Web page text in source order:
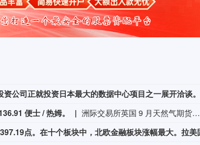
公司正就投资日本最大的数据中心项目之一展开洽谈。
便士 / 热姆。
洲际交易所英国 9 月天然气期货结算价为 136.91 便士 / 热姆。